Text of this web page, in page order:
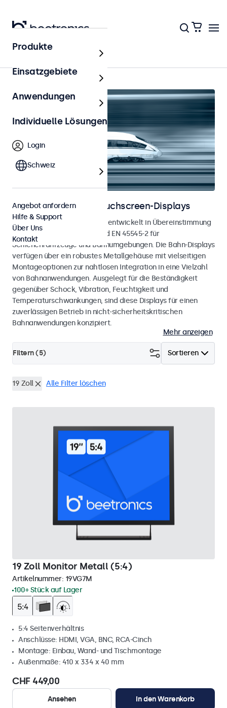
Schienenverkehr
Bahnmonitore und Touchscreen-Displays
Monitore und Touchscreens, entwickelt in Übereinstimmung
mit den Normen EN 50155 und EN 45545-2 für
Schienenfahrzeuge und Bahnumgebungen. Die Bahn-Displays
verfügen über ein robustes Metallgehäuse mit vielseitigen
Montageoptionen zur nahtlosen Integration in eine Vielzahl
von Bahnanwendungen. Ausgelegt für die Beständigkeit
gegenüber Schock, Vibration, Feuchtigkeit und
Temperaturschwankungen, sind diese Displays für einen
zuverlässigen Betrieb in nicht-sicherheitskritischen
Bahnanwendungen konzipiert.
Mehr anzeigen
Sortieren
Filtern (5)
19 Zoll Alle Filter löschen
19 Zoll Monitor Metall (5:4)
Artikelnummer: 19VG7M
100+ Stück auf Lager
5:4 Seitenverhältnis
Anschlüsse: HDMI, VGA, BNC, RCA-Cinch
Montage: Einbau, Wand- und Tischmontage
Außenmaße: 410 x 334 x 40 mm
CHF 449,00
Ansehen In den Warenkorb
Produkte
Einsatzgebiete
Anwendungen
Individuelle Lösungen
Login
Schweiz
Angebot anfordern
Hilfe & Support
Über Uns
Kontakt